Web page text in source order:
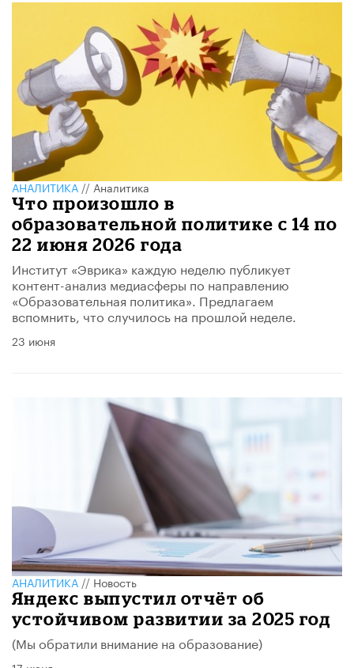
АНАЛИТИКА//Аналитика
​Что произошло в
образовательной политике с 14 по
22 июня 2026 года
Институт «Эврика» каждую неделю публикует
контент-анализ медиасферы по направлению
«Образовательная политика». Предлагаем
вспомнить, что случилось на прошлой неделе.
23 июня
АНАЛИТИКА//Новость
​Яндекс выпустил отчёт об
устойчивом развитии за 2025 год
(Мы обратили внимание на образование)